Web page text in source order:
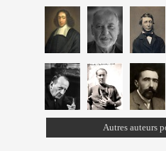
Autres auteurs